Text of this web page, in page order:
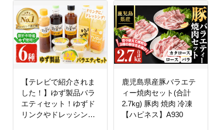
【テレビで紹介されま
した！】ゆず製品バラ
エティセット！ゆずド
リンクやドレッシング
鹿児島県産豚バラエテ
ィー焼肉セット(合計
2.7kg) 豚肉 焼肉 冷凍
【ハピネス】A930